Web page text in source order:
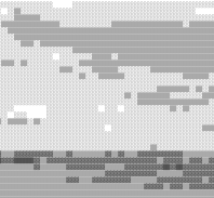
░░▒▒░░░░░░░░░░░░░░░░░░░░░░░░░░░░░░░░░░░░░░░░░░░░░░░░░░░░░░
░░░░░░░░░░░░░░░░  ░░░░
░░░░